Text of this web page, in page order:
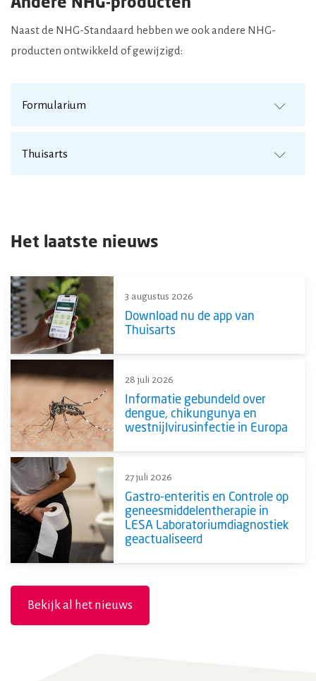
Naast de NHG-Standaard hebben we ook andere NHG-
producten ontwikkeld of gewijzigd:
Formularium
Thuisarts
Het laatste nieuws
Download nu de app van
Thuisarts
3 augustus 2026
Informatie gebundeld over
dengue, chikungunya en
westnijlvirusinfectie in Europa
28 juli 2026
Gastro-enteritis en Controle op
geneesmiddelentherapie in
LESA Laboratoriumdiagnostiek
geactualiseerd
27 juli 2026
Bekijk al het nieuws